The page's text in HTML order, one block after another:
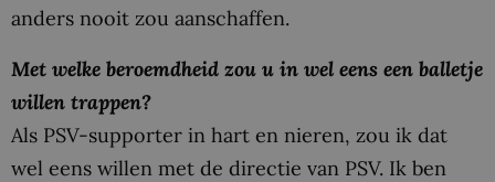
anders nooit zou aanschaffen.
Met welke beroemdheid zou u in wel eens een balletje
willen trappen?
Als PSV-supporter in hart en nieren, zou ik dat
wel eens willen met de directie van PSV. Ik ben